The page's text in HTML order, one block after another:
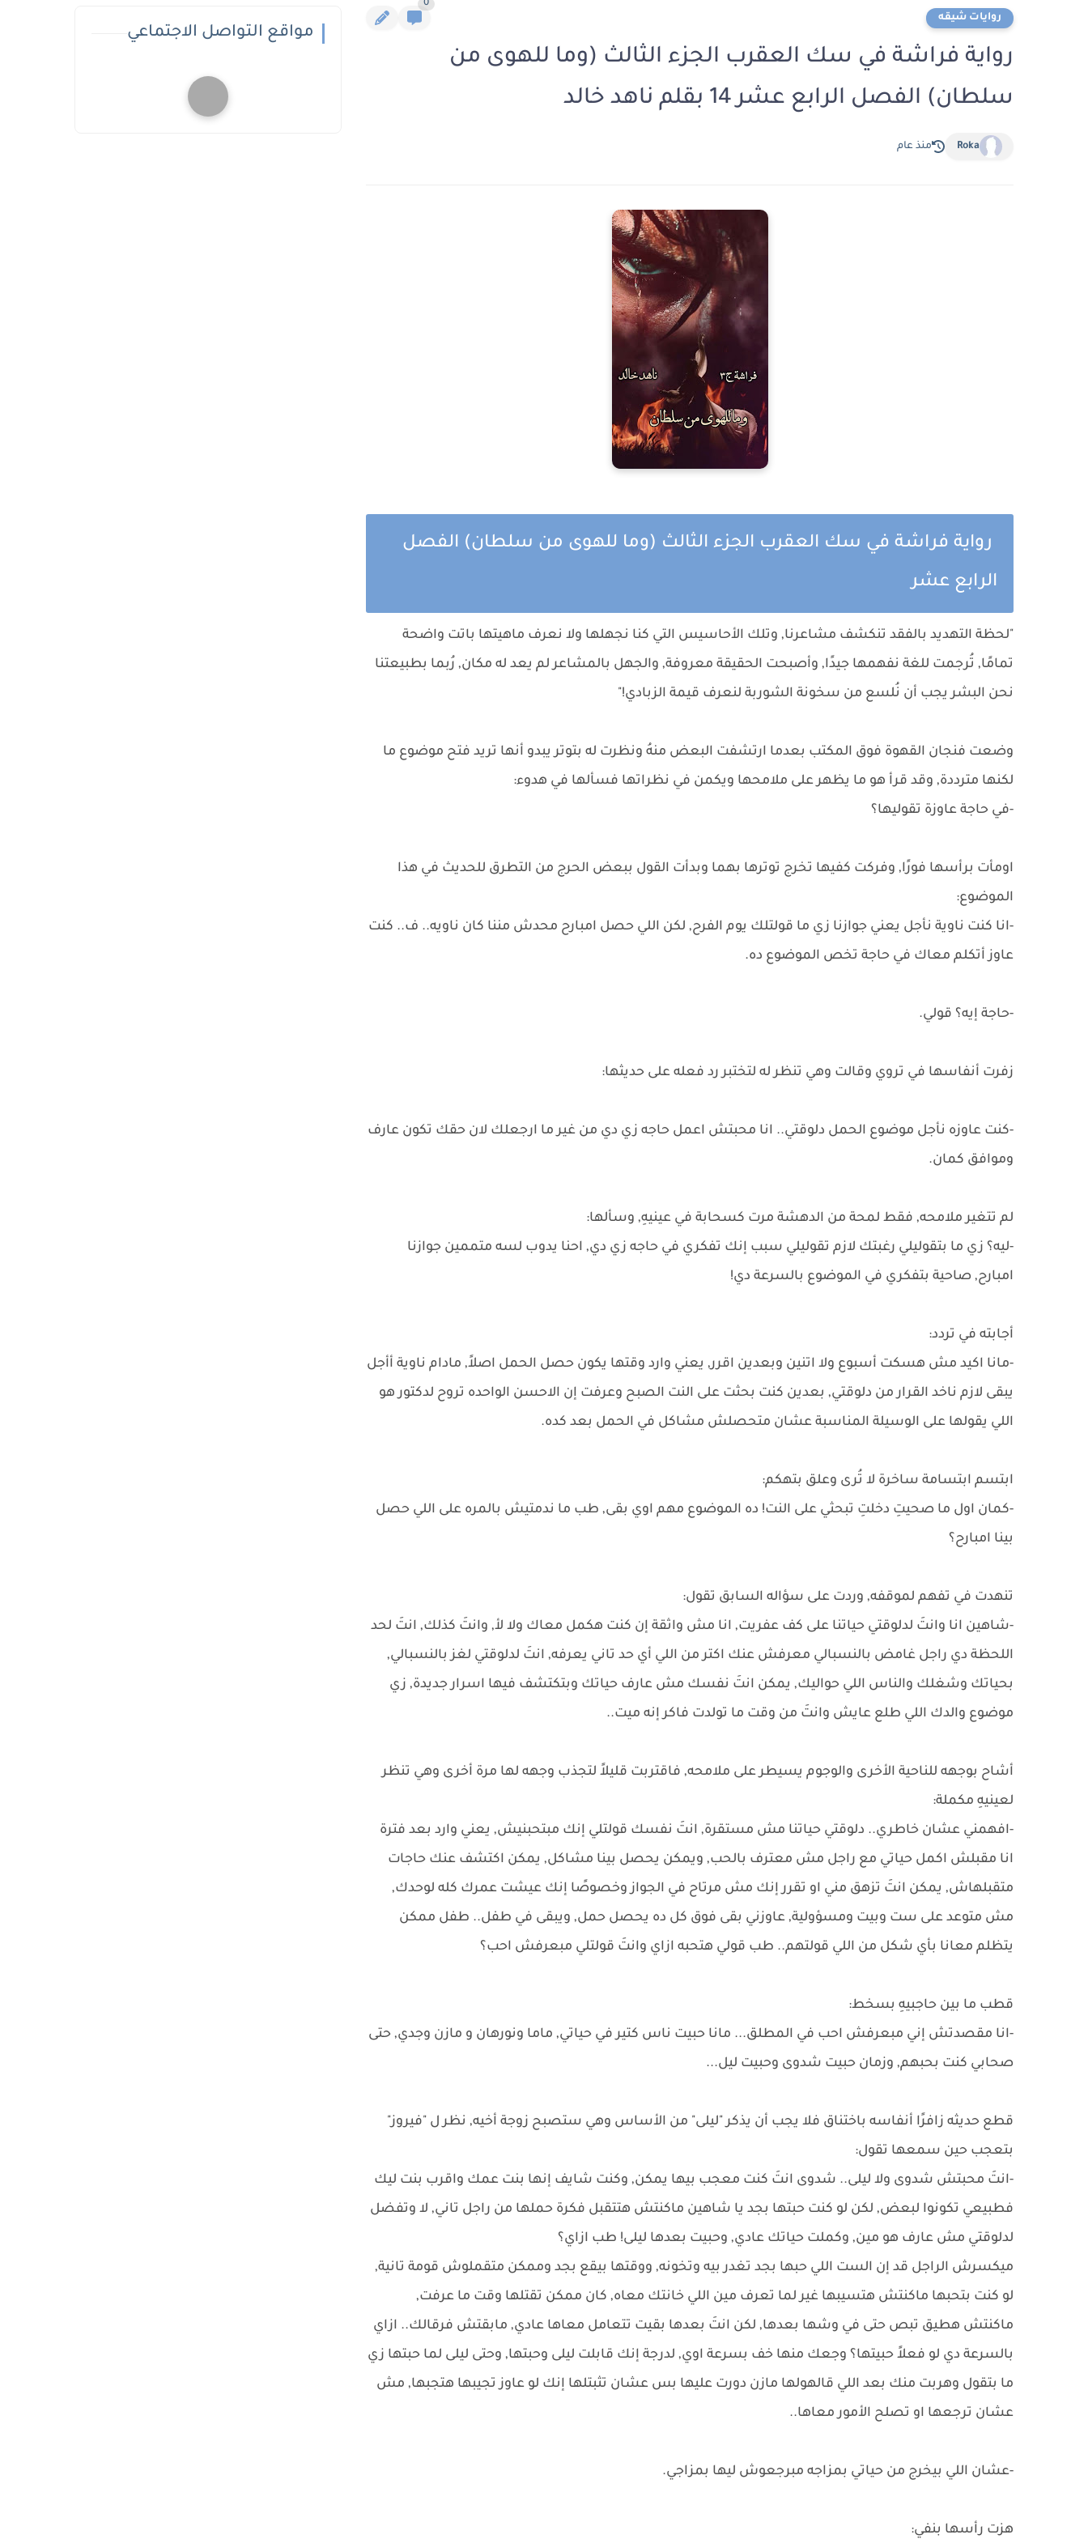
روايات شيقه
0
رواية فراشة في سك العقرب الجزء الثالث (وما للهوى من
سلطان) الفصل الرابع عشر 14 بقلم ناهد خالد
Roka منذ عام
رواية فراشة في سك العقرب الجزء الثالث (وما للهوى من سلطان) الفصل
الرابع عشر
"لحظة التهديد بالفقد تنكشف مشاعرنا, وتلك الأحاسيس التي كنا نجهلها ولا نعرف ماهيتها باتت واضحة
تمامًا, تُرجمت للغة نفهمها جيدًا, وأصبحت الحقيقة معروفة, والجهل بالمشاعر لم يعد له مكان, رُبما بطبيعتنا
نحن البشر يجب أن نُلسع من سخونة الشوربة لنعرف قيمة الزبادي!"
وضعت فنجان القهوة فوق المكتب بعدما ارتشفت البعض منهُ ونظرت له بتوتر يبدو أنها تريد فتح موضوع ما
لكنها مترددة, وقد قرأ هو ما يظهر على ملامحها ويكمن في نظراتها فسألها في هدوء:
-في حاجة عاوزة تقوليها؟
اومأت برأسها فورًا, وفركت كفيها تخرج توترها بهما وبدأت القول ببعض الحرج من التطرق للحديث في هذا
الموضوع:
-انا كنت ناوية نأجل يعني جوازنا زي ما قولتلك يوم الفرح, لكن اللي حصل امبارح محدش مننا كان ناويه.. ف.. كنت
عاوز أتكلم معاك في حاجة تخص الموضوع ده.
-حاجة إيه؟ قولي.
زفرت أنفاسها في تروي وقالت وهي تنظر له لتختبر رد فعله على حديثها:
-كنت عاوزه نأجل موضوع الحمل دلوقتي.. انا محبتش اعمل حاجه زي دي من غير ما ارجعلك لان حقك تكون عارف
وموافق كمان.
لم تتغير ملامحه, فقط لمحة من الدهشة مرت كسحابة في عينيهِ, وسألها:
-ليه؟ زي ما بتقوليلي رغبتك لازم تقوليلي سبب إنك تفكري في حاجه زي دي, احنا يدوب لسه متممين جوازنا
امبارح, صاحية بتفكري في الموضوع بالسرعة دي!
أجابته في تردد:
-مانا اكيد مش هسكت أسبوع ولا اتنين وبعدين اقرر, يعني وارد وقتها يكون حصل الحمل اصلاً, مادام ناوية أأجل
يبقى لازم ناخد القرار من دلوقتي, بعدين كنت بحثت على النت الصبح وعرفت إن الاحسن الواحده تروح لدكتور هو
اللي يقولها على الوسيلة المناسبة عشان متحصلش مشاكل في الحمل بعد كده.
ابتسم ابتسامة ساخرة لا تُرى وعلق بتهكم:
-كمان اول ما صحيتِ دخلتِ تبحثي على النت! ده الموضوع مهم اوي بقى, طب ما ندمتيش بالمره على اللي حصل
بينا امبارح؟
تنهدت في تفهم لموقفه, وردت على سؤاله السابق تقول:
-شاهين انا وانتَ لدلوقتي حياتنا على كف عفريت, انا مش واثقة إن كنت هكمل معاك ولا لأ, وانتَ كذلك, انتَ لحد
اللحظة دي راجل غامض بالنسبالي معرفش عنك اكتر من اللي أي حد تاني يعرفه, انتَ لدلوقتي لغز بالنسبالي,
بحياتك وشغلك والناس اللي حواليك, يمكن انتَ نفسك مش عارف حياتك وبتكتشف فيها اسرار جديدة, زي
موضوع والدك اللي طلع عايش وانتَ من وقت ما تولدت فاكر إنه ميت..
أشاح بوجهه للناحية الأخرى والوجوم يسيطر على ملامحه, فاقتربت قليلاً لتجذب وجهه لها مرة أخرى وهي تنظر
لعينيهِ مكملة:
-افهمني عشان خاطري.. دلوقتي حياتنا مش مستقرة, انتَ نفسك قولتلي إنك مبتحبنيش, يعني وارد بعد فترة
انا مقبلش اكمل حياتي مع راجل مش معترف بالحب, ويمكن يحصل بينا مشاكل, يمكن اكتشف عنك حاجات
متقبلهاش, يمكن انتَ تزهق مني او تقرر إنك مش مرتاح في الجواز وخصوصًا إنك عيشت عمرك كله لوحدك,
مش متوعد على ست وبيت ومسؤولية, عاوزني بقى فوق كل ده يحصل حمل, ويبقى في طفل.. طفل ممكن
يتظلم معانا بأي شكل من اللي قولتهم.. طب قولي هتحبه ازاي وانتَ قولتلي مبعرفش احب؟
قطب ما بين حاجبيهِ بسخط:
-انا مقصدتش إني مبعرفش احب في المطلق... مانا حبيت ناس كتير في حياتي, ماما ونورهان و مازن وجدي, حتى
صحابي كنت بحبهم, وزمان حبيت شدوى وحبيت ليل...
قطع حديثه زافرًا أنفاسه باختناق فلا يجب أن يذكر "ليلى" من الأساس وهي ستصبح زوجة أخيه, نظر ل "فيروز"
بتعجب حين سمعها تقول:
-انتَ محبتش شدوى ولا ليلى.. شدوى انتَ كنت معجب بيها يمكن, وكنت شايف إنها بنت عمك واقرب بنت ليك
فطبيعي تكونوا لبعض, لكن لو كنت حبتها بجد يا شاهين ماكنتش هتتقبل فكرة حملها من راجل تاني, لا وتفضل
لدلوقتي مش عارف هو مين, وكملت حياتك عادي, وحبيت بعدها ليلى! طب ازاي؟
ميكسرش الراجل قد إن الست اللي حبها بجد تغدر بيه وتخونه, ووقتها بيقع بجد وممكن متقملوش قومة تانية,
لو كنت بتحبها ماكنتش هتسيبها غير لما تعرف مين اللي خانتك معاه, كان ممكن تقتلها وقت ما عرفت,
ماكنتش هطيق تبص حتى في وشها بعدها, لكن انتَ بعدها بقيت تتعامل معاها عادي, مابقتش فرقالك.. ازاي
بالسرعة دي لو فعلاً حبيتها؟ وجعك منها خف بسرعة اوي, لدرجة إنك قابلت ليلى وحبتها, وحتى ليلى لما حبتها زي
ما بتقول وهربت منك بعد اللي قالهولها مازن دورت عليها بس عشان تثبتلها إنك لو عاوز تجيبها هتجبها, مش
عشان ترجعها او تصلح الأمور معاها..
-عشان اللي بيخرج من حياتي بمزاجه مبرجعوش ليها بمزاجي.
هزت رأسها بنفي:
مواقع التواصل الاجتماعي